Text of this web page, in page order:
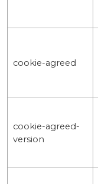
cookie-agreed
cookie-agreed-
version